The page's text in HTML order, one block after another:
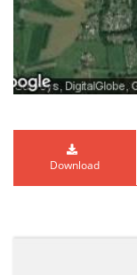
Download